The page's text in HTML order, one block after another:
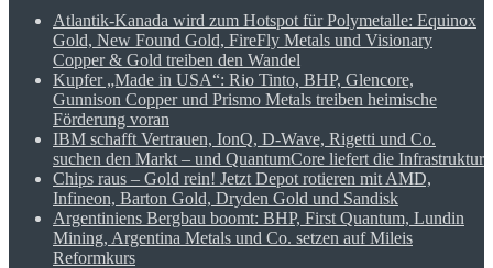
Atlantik-Kanada wird zum Hotspot für Polymetalle: Equinox
Gold, New Found Gold, FireFly Metals und Visionary
Copper & Gold treiben den Wandel
Kupfer „Made in USA“: Rio Tinto, BHP, Glencore,
Gunnison Copper und Prismo Metals treiben heimische
Förderung voran
IBM schafft Vertrauen, IonQ, D-Wave, Rigetti und Co.
suchen den Markt – und QuantumCore liefert die Infrastruktur
Chips raus – Gold rein! Jetzt Depot rotieren mit AMD,
Infineon, Barton Gold, Dryden Gold und Sandisk
Argentiniens Bergbau boomt: BHP, First Quantum, Lundin
Mining, Argentina Metals und Co. setzen auf Mileis
Reformkurs